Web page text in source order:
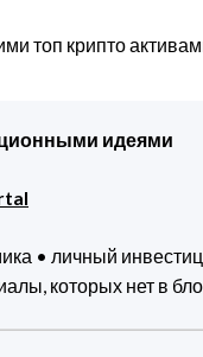
топ крипто
идеями
• личный
которых нет в